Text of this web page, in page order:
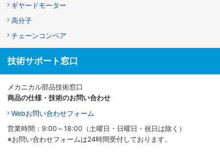
ギヤードモーター
高分子
チェーンコンベア
技術サポート窓口
メカニカル部品技術窓口
商品の仕様・技術のお問い合わせ
Webお問い合わせフォーム
営業時間：9:00～18:00（土曜日・日曜日・祝日は除く）
※お問い合わせフォームは24時間受付しております。